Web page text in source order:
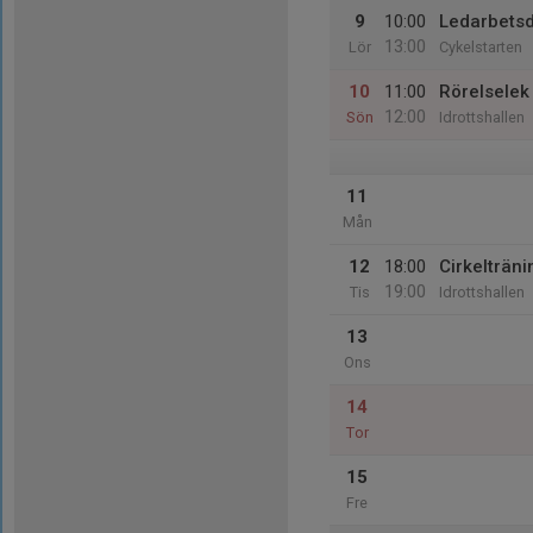
9
Lör
10:00
13:00
Cykelstarten
10
Sön
11:00
12:00
Rörelselek
Idrottshallen
11
Mån
12
Tis
18:00
19:00
Idrottshallen
13
Ons
14
Tor
15
Fre